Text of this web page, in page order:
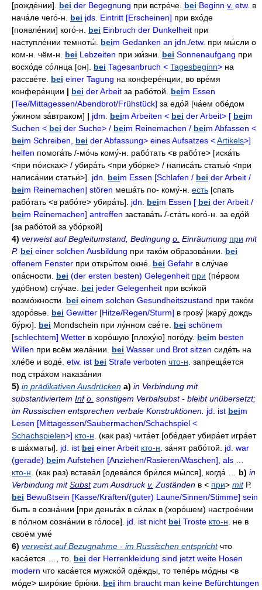
[рожде́нии]. bei der Begegnung при встре́че bei Beginn v. etw. в
нача́ле чего́-н
bei jds. Eintritt [Erscheinen] при вхо́де
[появле́нии] кого́-н bei Einbruch der Dunkelheit при
наступле́нии темноты́ beim Gedanken an jdn./etw. при мы́сли о
ком-н . чём-н. bei Lebzeiten при жи́зни bei Sonnenaufgang при
восхо́де со́лнца [он]. bei Tagesanbruch < Tagesbeginn> на
рассве́те bei einer Tagung на конфере́нции
во вре́мя
конфере́нции | bei der Arbeit за рабо́той beim Essen
[Tee/Mittagessen/Abendbrot/Frühstück] за едо́й [ча́ем обе́дом
у́жином за́втраком] | jdm. beim Arbeiten < bei der Arbeit> [ beim
Suchen < bei der Suche> / beim Reinemachen / beim Abfassen <
beim Schreiben, bei der Abfassung> eines Aufsatzes <Artikels>]
helfen помога́ть /-мо́чь кому́-н рабо́тать <в рабо́те> [иска́ть
<при по́исках> / убира́ть <при убо́рке> / написа́ть статью́ <при
написа́нии статьи́>]. jdn. beim Essen [Schlafen / bei der Arbeit /
beim Reinemachen] stören меша́ть по- кому́-н есть [спать
рабо́тать <в рабо́те> убира́ть]. jdn. beim Essen [ bei der Arbeit /
beim Reinemachen] antreffen застава́ть /-ста́ть кого́-н за едо́й
[за рабо́той за убо́ркой]
4) verweist auf Begleitumstand, Bedingung o. Einräumung при mit
P. bei einer solchen Ausbildung при тако́м образова́нии
bei
offenem Fenster при откры́том окне́ bei Gefahr в слу́чае
опа́сности
bei (der ersten besten) Gelegenheit при (пе́рвом
удо́бном) слу́чае bei jeder Gelegenheit при вся́кой
возмо́жности
bei einem solchen Gesundheitszustand при тако́м
здоро́вье bei Gewitter [Hitze/Regen/Sturm] в грозу́ [жару́ дождь
бу́рю]. bei Mondschein при лу́нном све́те bei schönem
[schlechtem] Wetter в хоро́шую [плоху́ю] пого́ду. beim besten
Willen при всём жела́нии bei Wasser und Brot sitzen сиде́ть на
хле́бе и воде́ etw. ist bei Strafe verboten что-н запреща́ется
под стра́хом наказа́ния
5) in prädikativen Ausdrücken a) in Verbindung mit
substantiviertem Inf o. sonstigem Verbalsubst - bleibt unübersetzt;
im Russischen entsprechen verbale Konstruktionen. jd. ist beim
Lesen [Mittagessen/Saubermachen/Schachspiel <
Schachspielen>] кто-н . (как раз) чита́ет[обе́дает убира́ет игра́ет
в ша́хматы].
jd. ist bei einer Arbeit кто-н за́нят рабо́той
jd. war
(gerade) beim Aufstehen [Anziehen/Rasieren/Waschen], als …
кто-н . (как раз) встава́л [одева́лся бри́лся мы́лся], когда́ … b) in
Verbindung mitSubstzum Ausdruckv. Zuständen в < при> mit Р.
bei Bewußtsein [Kasse/Kräften/(guter) Laune/Sinnen/Stimme] sein
быть в созна́нии [при деньга́х в си́лах в (хоро́шем) настрое́нии
в по́лном созна́нии в го́лосе]. jd. ist nicht bei Troste кто-н
не в
своём уме́
6) verweist auf Bezugnahme - im Russischen entspricht что
каса́ется …, то bei der Herrenkleidung sind jetzt weite Hosen
modern что каса́ется мужско́й оде́жды то тепе́рь мо́дны <в
мо́де> широ́кие брю́ки bei ihm braucht man keine Befürchtungen